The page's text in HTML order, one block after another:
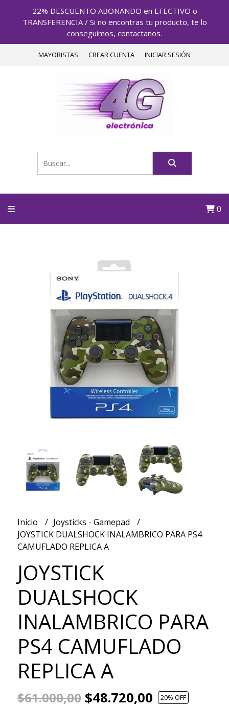
22% DESCUENTO ABONANDO en EFECTIVO o
TRANSFERENCIA / Si no encontras tu producto, te lo
conseguimos, contactanos.
MAYORISTAS CREAR CUENTA INICIAR SESIÓN
0
Inicio
Joysticks - Gamepad
JOYSTICK DUALSHOCK INALAMBRICO PARA PS4
CAMUFLADO REPLICA A
JOYSTICK
DUALSHOCK
INALAMBRICO PARA
PS4 CAMUFLADO
REPLICA A
$61.000,00$48.720,00 20% OFF